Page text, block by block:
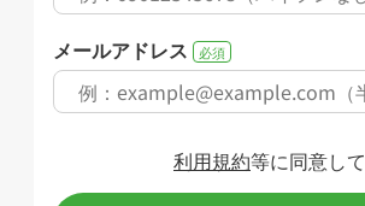
メールアドレス 必須
利用規約等に同意して